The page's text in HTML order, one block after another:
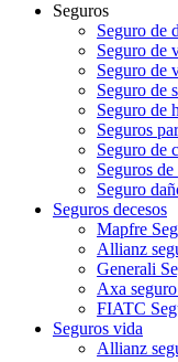
Seguros
Seguro de
Seguro de
Seguro de
Seguro de
Seguro de
Seguros
Seguro de
Seguros
Seguro
Seguros decesos
Mapfre
Allianz
Generali
Axa
FIATC
Seguros vida
Allianz